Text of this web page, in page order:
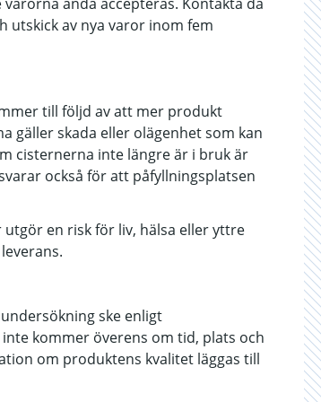
utskick av nya varor inom fem
till följd av att mer produkt
gäller skada eller olägenhet som kan
cisternerna inte längre är i bruk är
också för att påfyllningsplatsen
en risk för liv, hälsa eller yttre
ske enligt
inte kommer överens om tid, plats och
om produktens kvalitet läggas till